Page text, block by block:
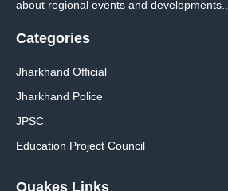
about regional events and developments..
Categories
Jharkhand Official
Jharkhand Police
JPSC
Education Project Council
Quakes Links